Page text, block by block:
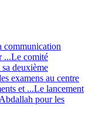
communication
...Le comité
deuxième
examens au centre
et ...Le lancement
pour les